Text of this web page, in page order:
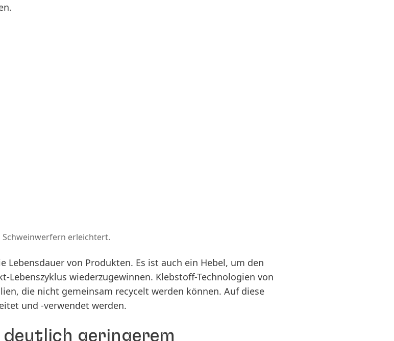
erleichtert.
von Produkten. Es ist auch ein Hebel, um den
Lebenszyklus wiederzugewinnen. Klebstoff-Technologien von
die nicht gemeinsam recycelt werden können. Auf diese
und -verwendet werden.
geringerem